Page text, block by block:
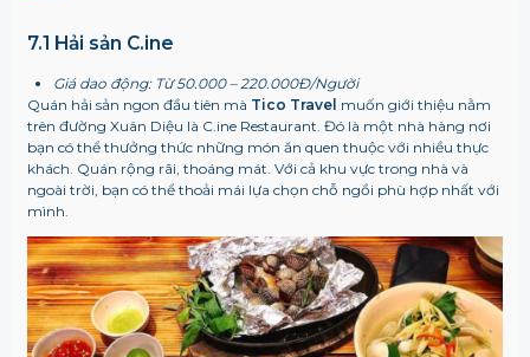
7.1 Hải sản C.ine
Giá dao động: Từ 50.000 – 220.000Đ/Người
Quán hải sản ngon đầu tiên mà Tico Travel muốn giới thiệu nằm
trên đường Xuân Diệu là C.ine Restaurant. Đó là một nhà hàng nơi
bạn có thể thưởng thức những món ăn quen thuộc với nhiều thực
khách. Quán rộng rãi, thoáng mát. Với cả khu vực trong nhà và
ngoài trời, bạn có thể thoải mái lựa chọn chỗ ngồi phù hợp nhất với
mình.